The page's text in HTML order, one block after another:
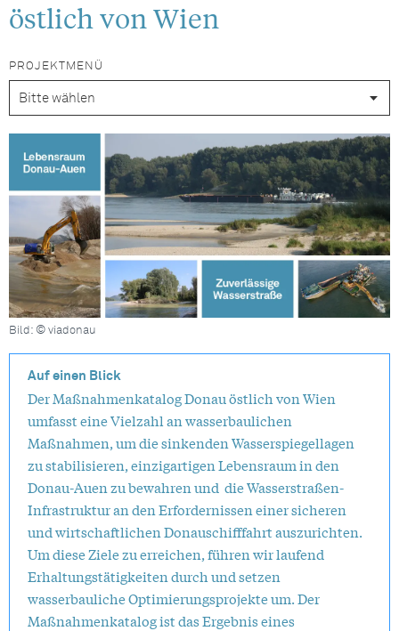
östlich von Wien
PROJEKTMENÜ
Bild: © viadonau
Auf einen Blick
Der Maßnahmenkatalog Donau östlich von Wien
umfasst eine Vielzahl an wasserbaulichen
Maßnahmen, um die sinkenden Wasserspiegellagen
zu stabilisieren, einzigartigen Lebensraum in den
Donau-Auen zu bewahren und die Wasserstraßen-
Infrastruktur an den Erfordernissen einer sicheren
und wirtschaftlichen Donauschifffahrt auszurichten.
Um diese Ziele zu erreichen, führen wir laufend
Erhaltungstätigkeiten durch und setzen
wasserbauliche Optimierungsprojekte um. Der
Maßnahmenkatalog ist das Ergebnis eines